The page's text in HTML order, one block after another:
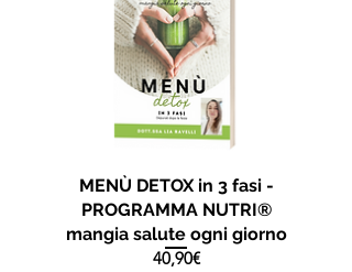
MENÙ DETOX in 3 fasi -
PROGRAMMA NUTRI®
mangia salute ogni giorno
40,90€Prezzo